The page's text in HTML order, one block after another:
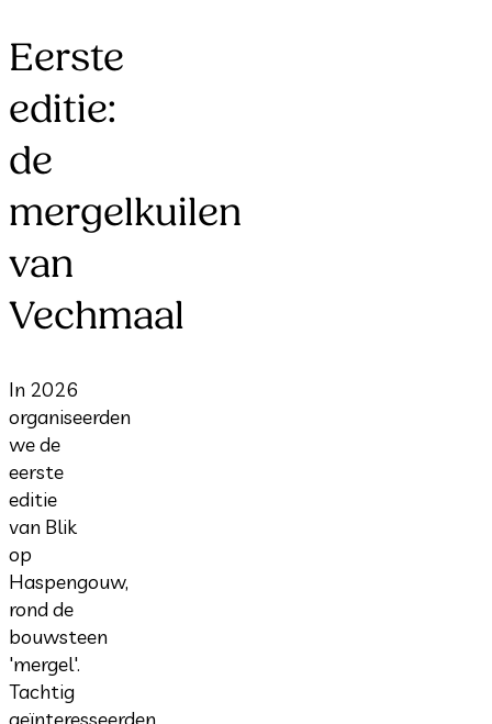
Eerste
editie:
de
mergelkuilen
van
Vechmaal
In 2026
organiseerden
we de
eerste
editie
van Blik
op
Haspengouw,
rond de
bouwsteen
'mergel'.
Tachtig
geïnteresseerden